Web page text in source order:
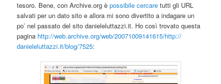
tesoro. Bene, con Archive.org èpossibile cercare tutti gli URL
salvati per un dato sito e allora mi sono divertito a indagare un
po’ nel passato del sito danieleluttazzi.it. Ho così trovato questa
pagina http://web.archive.org/web/20071009141615/http://
danieleluttazzi.it/blog/7525: